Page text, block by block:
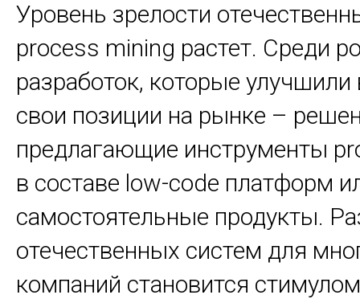
Уровень зрелости
process mining растет. Среди
разработок, которые улучшили
свои позиции на рынке –
предлагающие инструменты
в составе low-code платформ
самостоятельные продукты.
отечественных систем для
компаний становится